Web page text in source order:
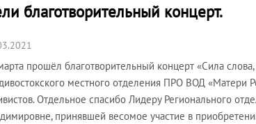
благотворительный концерт.
прошёл благотворительный концерт «Сила
местного отделения ПРО ВОД «Матери
Отдельное спасибо Лидеру Регионального
принявшей весомое участие в